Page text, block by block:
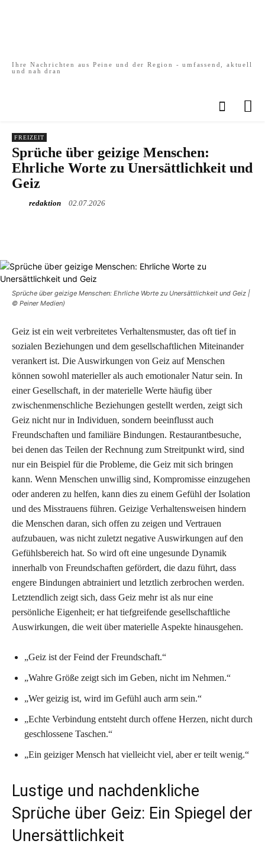
Ihre Nachrichten aus Peine und der Region - umfassend, aktuell
und nah dran
FREIZEIT
Sprüche über geizige Menschen:
Ehrliche Worte zu Unersättlichkeit und
Geiz
redaktion 02.07.2026
Sprüche über geizige Menschen: Ehrliche Worte zu Unersättlichkeit und Geiz |
© Peiner Medien)
Geiz ist ein weit verbreitetes Verhaltensmuster, das oft tief in
sozialen Beziehungen und dem gesellschaftlichen Miteinander
verankert ist. Die Auswirkungen von Geiz auf Menschen
können sowohl materieller als auch emotionaler Natur sein. In
einer Gesellschaft, in der materielle Werte häufig über
zwischenmenschliche Beziehungen gestellt werden, zeigt sich
Geiz nicht nur in Individuen, sondern beeinflusst auch
Freundschaften und familiäre Bindungen. Restaurantbesuche,
bei denen das Teilen der Rechnung zum Streitpunkt wird, sind
nur ein Beispiel für die Probleme, die Geiz mit sich bringen
kann. Wenn Menschen unwillig sind, Kompromisse einzugehen
oder anderen zu helfen, kann dies zu einem Gefühl der Isolation
und des Misstrauens führen. Geizige Verhaltensweisen hindern
die Menschen daran, sich offen zu zeigen und Vertrauen
aufzubauen, was nicht zuletzt negative Auswirkungen auf den
Gefühlsbereich hat. So wird oft eine ungesunde Dynamik
innerhalb von Freundschaften gefördert, die dazu führt, dass
engere Bindungen abtrainiert und letztlich zerbrochen werden.
Letztendlich zeigt sich, dass Geiz mehr ist als nur eine
persönliche Eigenheit; er hat tiefgreifende gesellschaftliche
Auswirkungen, die weit über materielle Aspekte hinausgehen.
„Geiz ist der Feind der Freundschaft.“
„Wahre Größe zeigt sich im Geben, nicht im Nehmen.“
„Wer geizig ist, wird im Gefühl auch arm sein.“
„Echte Verbindung entsteht durch offene Herzen, nicht durch
geschlossene Taschen.“
„Ein geiziger Mensch hat vielleicht viel, aber er teilt wenig.“
Lustige und nachdenkliche
Sprüche über Geiz: Ein Spiegel der
Unersättlichkeit